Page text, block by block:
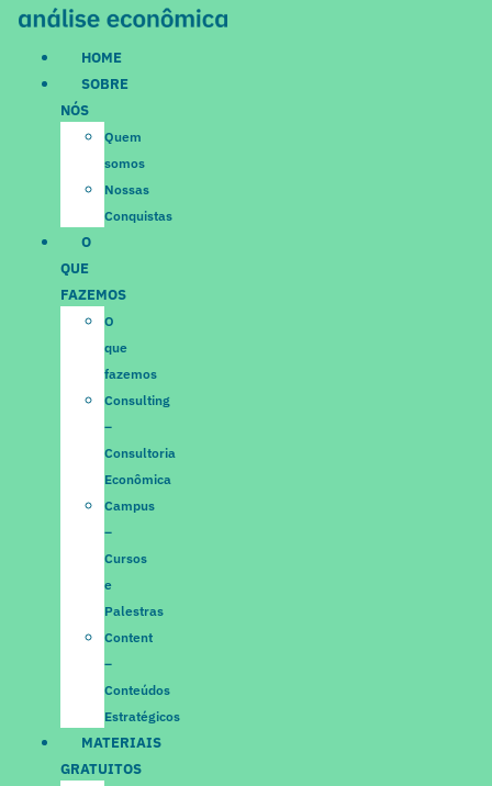
conteúdo
HOME
SOBRE
NÓS
Quem
somos
Nossas
Conquistas
O
QUE
FAZEMOS
O
que
fazemos
Consulting
–
Consultoria
Econômica
Campus
–
Cursos
e
Palestras
Content
–
Conteúdos
Estratégicos
MATERIAIS
GRATUITOS